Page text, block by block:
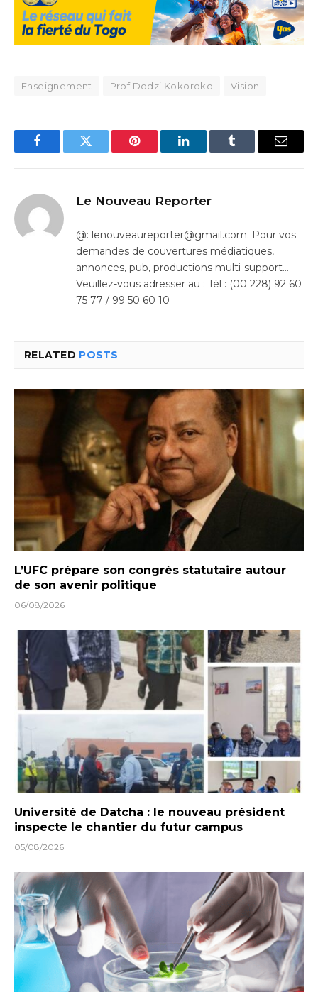
Enseignement Prof Dodzi Kokoroko Vision
FacebookTwitter Pinterest LinkedInTumblr Email
Le Nouveau Reporter
@: lenouveaureporter@gmail.com. Pour vos
demandes de couvertures médiatiques,
annonces, pub, productions multi-support…
Veuillez-vous adresser au : Tél : (00 228) 92 60
75 77 / 99 50 60 10
RELATED POSTS
L’UFC prépare son congrès statutaire autour
de son avenir politique
06/08/2026
Université de Datcha : le nouveau président
inspecte le chantier du futur campus
05/08/2026